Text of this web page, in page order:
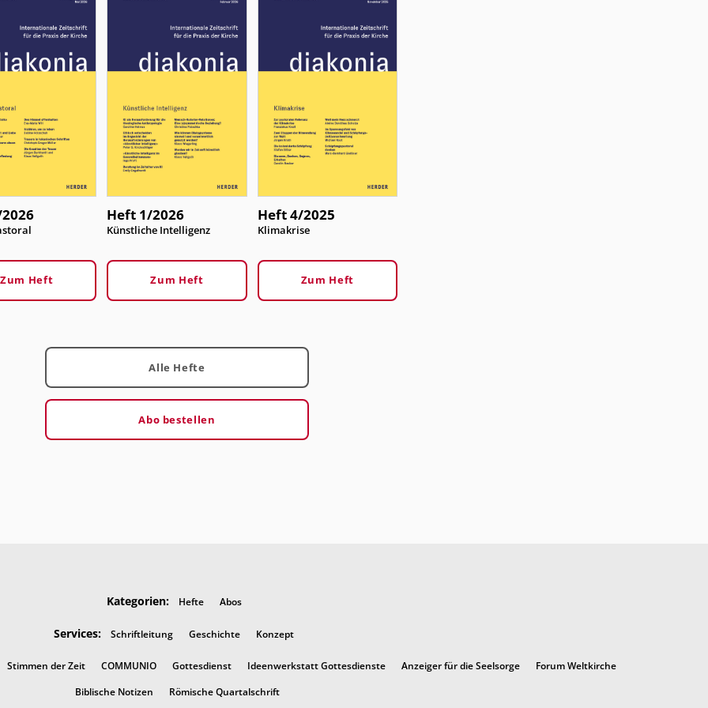
Zum Heft
Heft 1/2026
:
Künstliche Intelligenz
Zum Heft
Heft 4/2025
:
Klimakrise
Zum Heft
Alle Hefte
Abo bestellen
Kategorien: Hefte Abos
Services: Schriftleitung Geschichte Konzept
Stimmen der Zeit COMMUNIO Gottesdienst Ideenwerkstatt Gottesdienste Anzeiger für die Seelsorge Forum Weltkirche
Biblische Notizen Römische Quartalschrift